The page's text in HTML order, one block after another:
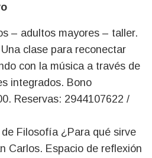
– adultos mayores – taller.
clase para reconectar
con la música a través de
integrados. Bono
Reservas: 2944107622 /
Filosofía ¿Para qué sirve
Carlos. Espacio de reflexión